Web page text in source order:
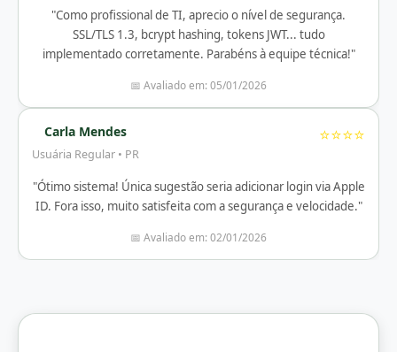
"Como profissional de TI, aprecio o nível de segurança.
SSL/TLS 1.3, bcrypt hashing, tokens JWT... tudo
implementado corretamente. Parabéns à equipe técnica!"
📅 Avaliado em: 05/01/2026
Carla Mendes
Usuária Regular • PR
⭐⭐⭐⭐
"Ótimo sistema! Única sugestão seria adicionar login via Apple
ID. Fora isso, muito satisfeita com a segurança e velocidade."
📅 Avaliado em: 02/01/2026